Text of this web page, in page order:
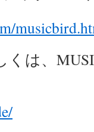
くは、